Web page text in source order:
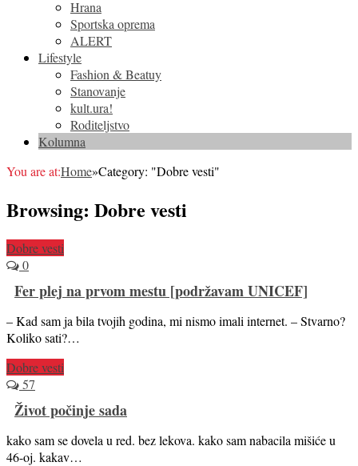
Hrana
Sportska oprema
ALERT
Lifestyle
Fashion & Beatuy
Stanovanje
kult.ura!
Roditeljstvo
Kolumna
You are at:Home»Category: "Dobre vesti"
Browsing: Dobre vesti
Dobre vesti
0
Fer plej na prvom mestu [podržavam UNICEF]
– Kad sam ja bila tvojih godina, mi nismo imali internet. – Stvarno?
Koliko sati?…
Dobre vesti
57
Život počinje sada
kako sam se dovela u red. bez lekova. kako sam nabacila mišiće u
46-oj. kakav…